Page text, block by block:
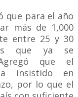
que para el año
más de 1,000
entre 25 y 30
que ya se
que el
insistido en
por lo que el